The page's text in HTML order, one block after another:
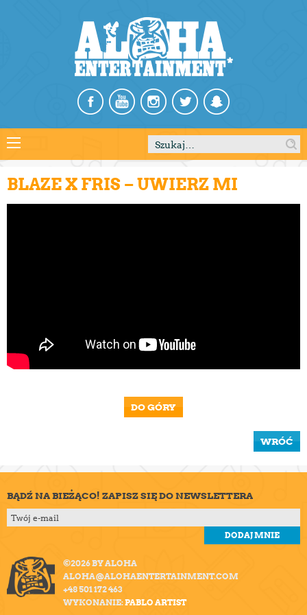
Szukaj:
BLAZE X FRIS – UWIERZ MI
DO GÓRY
WRÓĆ
BĄDŹ NA BIEŻĄCO! ZAPISZ SIĘ DO NEWSLETTERA
©2026 BY ALOHA
ALOHA@ALOHAENTERTAINMENT.COM
+48 501 172 463
WYKONANIE:PABLO ARTIST